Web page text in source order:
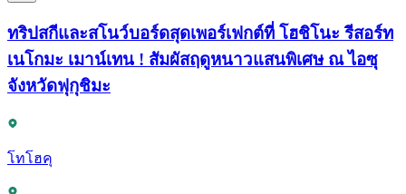
ทริปสกีและสโนว์บอร์ดสุดเพอร์เฟกต์ที่ โฮชิโนะ รีสอร์ท
เนโกมะ เมาน์เทน ! สัมผัสฤดูหนาวแสนพิเศษ ณ ไอซุ
จังหวัดฟุกุชิมะ
โทโฮคุ